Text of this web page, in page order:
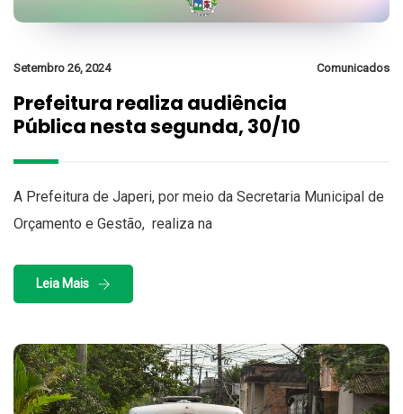
Setembro 26, 2024 Comunicados
Prefeitura realiza audiência
Pública nesta segunda, 30/10
A Prefeitura de Japeri, por meio da Secretaria Municipal de
Orçamento e Gestão, realiza na
Leia Mais